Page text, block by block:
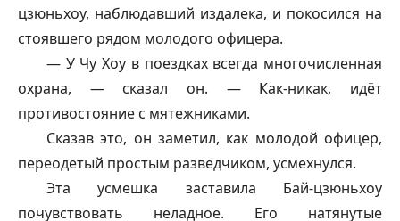
цзюньхоу, наблюдавший издалека, и покосился на
стоявшего рядом молодого офицера.
— У Чу Хоу в поездках всегда многочисленная
охрана, — сказал он. — Как-никак, идёт
противостояние с мятежниками.
Сказав это, он заметил, как молодой офицер,
переодетый простым разведчиком, усмехнулся.
Эта усмешка заставила Бай-цзюньхоу
почувствовать неладное. Его натянутые